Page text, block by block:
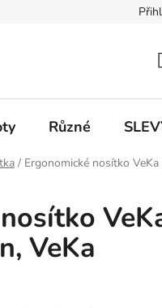
Informace k
Různé
/ Ergonomické nosítko
VeKa